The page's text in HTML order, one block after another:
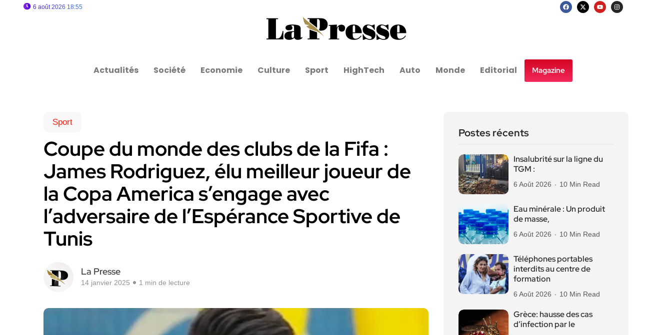
6 août 2026 18:55
Actualités Société Economie Culture Sport HighTech Auto Monde Editorial Magazine
Sport
Coupe du monde des clubs de la Fifa :
James Rodriguez, élu meilleur joueur de
la Copa America s’engage avec
l’adversaire de l’Espérance Sportive de
Tunis
La Presse
14 janvier 2025 1 min de lecture
Postes récents
Insalubrité sur la ligne du
TGM :
6 Août 2026 10 Min Read
Eau minérale : Un produit
de masse,
6 Août 2026 10 Min Read
Téléphones portables
interdits au centre de
formation
6 Août 2026 10 Min Read
Grèce: hausse des cas
d’infection par le